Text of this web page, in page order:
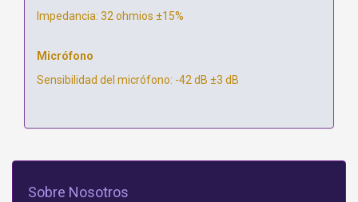
Impedancia: 32 ohmios ±15%
Micrófono
Sensibilidad del micrófono: -42 dB ±3 dB
Sobre Nosotros